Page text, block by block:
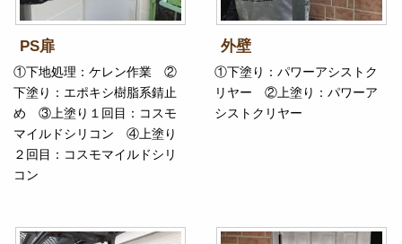
PS扉
①下地処理：ケレン作業 ②
下塗り：エポキシ樹脂系錆止
め ③上塗り１回目：コスモ
マイルドシリコン ④上塗り
２回目：コスモマイルドシリ
コン
外壁
①下塗り：パワーアシストク
リヤー ②上塗り：パワーア
シストクリヤー